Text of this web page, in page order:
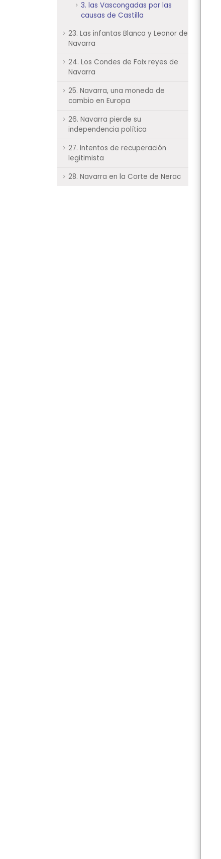
3. las Vascongadas por las
causas de Castilla
23. Las infantas Blanca y Leonor de
Navarra
24. Los Condes de Foix reyes de
Navarra
25. Navarra, una moneda de
cambio en Europa
26. Navarra pierde su
independencia política
27. Intentos de recuperación
legitimista
28. Navarra en la Corte de Nerac